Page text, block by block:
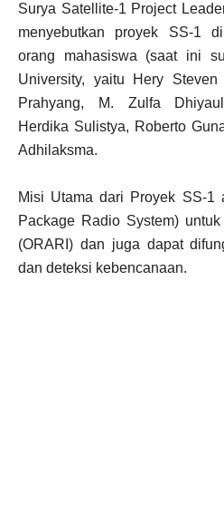
Surya Satellite-1 Project
menyebutkan proyek SS-1
orang mahasiswa (saat ini
University, yaitu Hery
Prahyang, M. Zulfa
Herdika Sulistya, Roberto
Adhilaksma.
Misi Utama dari Proyek SS-1
Package Radio System)
(ORARI) dan juga dapat
dan deteksi kebencanaan.